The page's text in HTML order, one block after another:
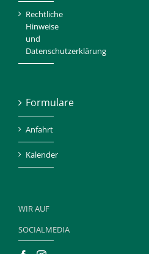
Rechtliche
Hinweise
und
Datenschutzerklärung
Formulare
Anfahrt
Kalender
WIR AUF
SOCIALMEDIA